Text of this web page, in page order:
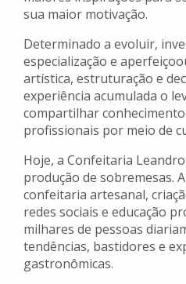
sua maior motivação.
Determinado a evoluir,
especialização e
artística, estruturação e
experiência acumulada o
compartilhar
profissionais por meio de
Hoje, a Confeitaria
produção de sobremesas.
confeitaria artesanal,
redes sociais e educação
milhares de pessoas
tendências, bastidores e
gastronômicas.